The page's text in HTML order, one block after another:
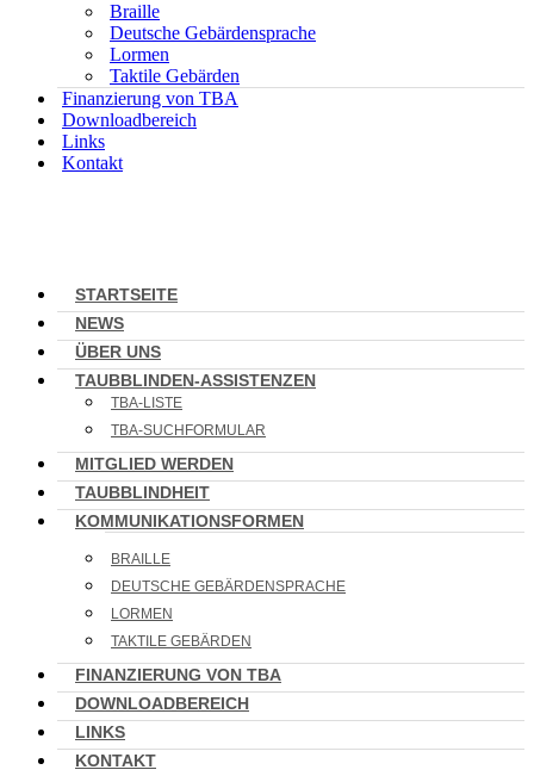
Braille
Deutsche Gebärdensprache
Lormen
Taktile Gebärden
Finanzierung von TBA
Downloadbereich
Links
Kontakt
STARTSEITE
NEWS
ÜBER UNS
TAUBBLINDEN-ASSISTENZEN
TBA-LISTE
TBA-SUCHFORMULAR
MITGLIED WERDEN
TAUBBLINDHEIT
KOMMUNIKATIONSFORMEN
BRAILLE
DEUTSCHE GEBÄRDENSPRACHE
LORMEN
TAKTILE GEBÄRDEN
FINANZIERUNG VON TBA
DOWNLOADBEREICH
LINKS
KONTAKT